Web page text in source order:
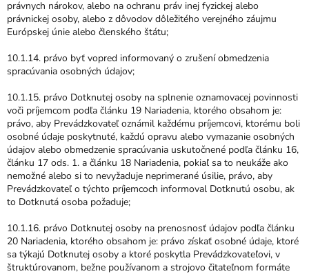
právnych nárokov, alebo na ochranu práv inej fyzickej alebo
právnickej osoby, alebo z dôvodov dôležitého verejného záujmu
Európskej únie alebo členského štátu;
10.1.14. právo byť vopred informovaný o zrušení obmedzenia
spracúvania osobných údajov;
10.1.15. právo Dotknutej osoby na splnenie oznamovacej povinnosti
voči príjemcom podľa článku 19 Nariadenia, ktorého obsahom je:
právo, aby Prevádzkovateľ oznámil každému príjemcovi, ktorému boli
osobné údaje poskytnuté, každú opravu alebo vymazanie osobných
údajov alebo obmedzenie spracúvania uskutočnené podľa článku 16,
článku 17 ods. 1. a článku 18 Nariadenia, pokiaľ sa to neukáže ako
nemožné alebo si to nevyžaduje neprimerané úsilie, právo, aby
Prevádzkovateľ o týchto príjemcoch informoval Dotknutú osobu, ak
to Dotknutá osoba požaduje;
10.1.16. právo Dotknutej osoby na prenosnosť údajov podľa článku
20 Nariadenia, ktorého obsahom je: právo získať osobné údaje, ktoré
sa týkajú Dotknutej osoby a ktoré poskytla Prevádzkovateľovi, v
štruktúrovanom, bežne používanom a strojovo čitateľnom formáte